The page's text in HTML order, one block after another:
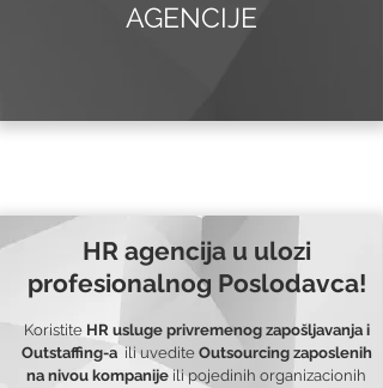
AGENCIJE
HR agencija u ulozi
profesionalnog Poslodavca!
Koristite HR usluge privremenog zapošljavanja i
Outstaffing-aili uvedite Outsourcing zaposlenih
na nivou kompanije ili pojedinih organizacionih